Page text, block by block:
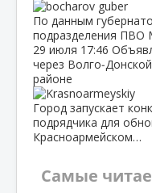
По данным
подразделения ПВО
29 июля 17:46
через
районе
Город запускает
подрядчика для
Красноармейском…
Самые